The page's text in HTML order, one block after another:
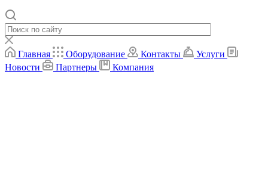
Главная Оборудование Контакты
Услуги
Новости
Партнеры Компания